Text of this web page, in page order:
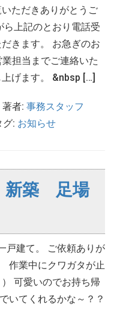
ただきありがとうご
ら上記のとおり電話受
きます。 お急ぎのお
担当までご連絡いた
げます。 &nbsp […]
著者: 事務スタッフ
グ: お知らせ
築 足場
戸建て。 ご依頼ありが
作業中にクワガタが止
可愛いのでお持ち帰
いてくれるかな～？？